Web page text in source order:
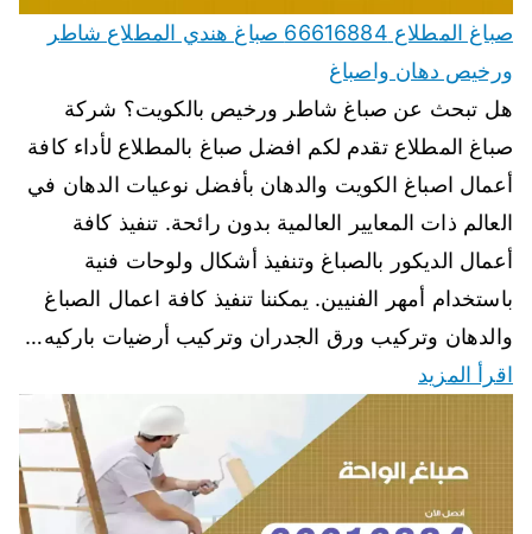
صباغ المطلاع 66616884 صباغ هندي المطلاع شاطر
ورخيص دهان واصباغ
هل تبحث عن صباغ شاطر ورخيص بالكويت؟ شركة
صباغ المطلاع تقدم لكم افضل صباغ بالمطلاع لأداء كافة
أعمال اصباغ الكويت والدهان بأفضل نوعيات الدهان في
العالم ذات المعايير العالمية بدون رائحة. تنفيذ كافة
أعمال الديكور بالصباغ وتنفيذ أشكال ولوحات فنية
باستخدام أمهر الفنيين. يمكننا تنفيذ كافة اعمال الصباغ
والدهان وتركيب ورق الجدران وتركيب أرضيات باركيه…
اقرأ المزيد